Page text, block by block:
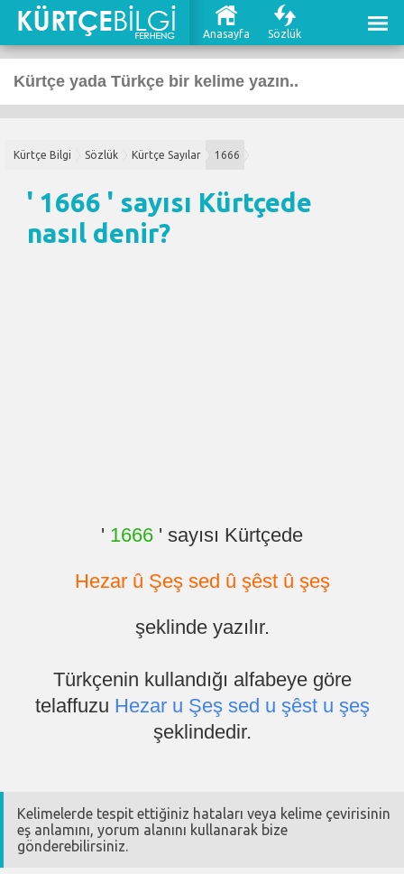
Anasayfa Sözlük
Kürtçe Bilgi Sözlük Kürtçe Sayılar 1666
' 1666 ' sayısı Kürtçede
nasıl denir?
' 1666 ' sayısı Kürtçede
Hezar û Şeş sed û şêst û şeş
şeklinde yazılır.
Türkçenin kullandığı alfabeye göre
telaffuzu Hezar u Şeş sed u şêst u şeş
şeklindedir.
Kelimelerde tespit ettiğiniz hataları veya kelime çevirisinin
eş anlamını, yorum alanını kullanarak bize
gönderebilirsiniz.